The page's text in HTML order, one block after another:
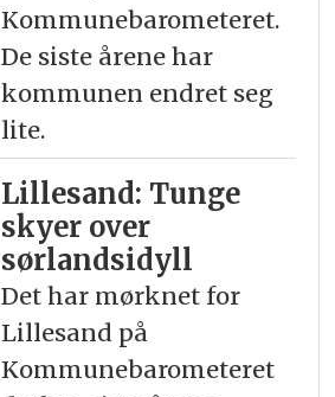
Kommunebarometeret.
De siste årene har
kommunen endret seg
lite.
Lillesand: Tunge
skyer over
sørlandsidyll
Det har mørknet for
Lillesand på
Kommunebarometeret